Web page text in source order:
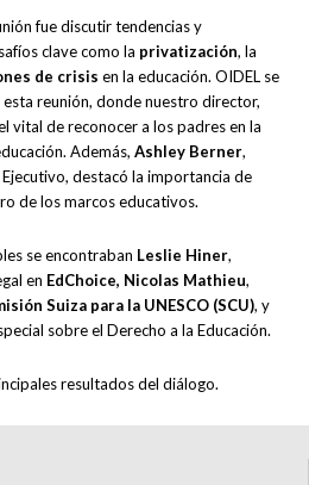
fue discutir tendencias y
clave como la privatización, la
de crisis en la educación. OIDEL se
reunión, donde nuestro director,
vital de reconocer a los padres en la
Además,Ashley Berner,
destacó la importancia de
de los marcos educativos.
se encontraban Leslie Hiner,
en EdChoice, Nicolas Mathieu,
Suiza para la UNESCO (SCU), y
sobre el Derecho a la Educación.
resultados del diálogo.